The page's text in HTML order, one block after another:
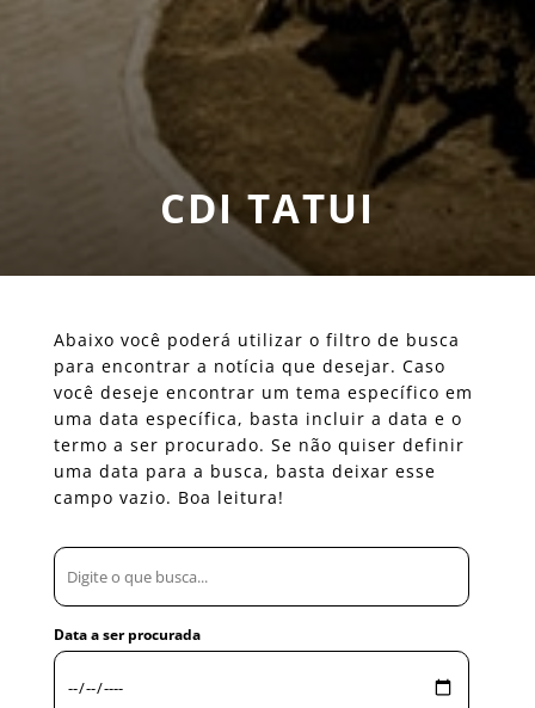
CDI TATUI
Abaixo você poderá utilizar o filtro de busca
para encontrar a notícia que desejar. Caso
você deseje encontrar um tema específico em
uma data específica, basta incluir a data e o
termo a ser procurado. Se não quiser definir
uma data para a busca, basta deixar esse
campo vazio. Boa leitura!